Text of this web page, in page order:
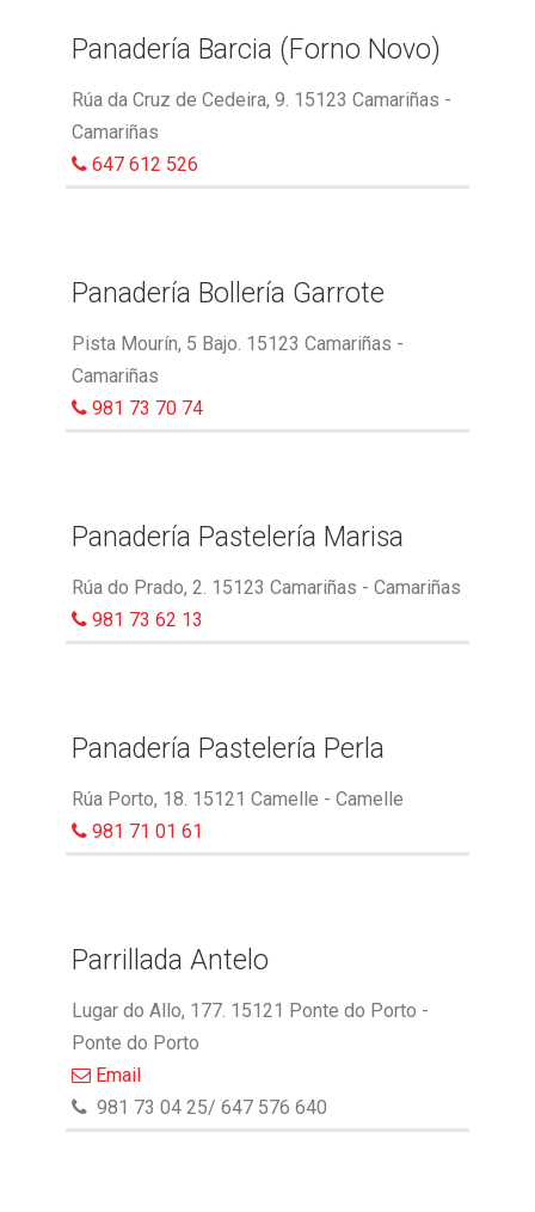
Panadería Barcia (Forno Novo)
Rúa da Cruz de Cedeira, 9. 15123 Camariñas -
Camariñas
647 612 526
Panadería Bollería Garrote
Pista Mourín, 5 Bajo. 15123 Camariñas -
Camariñas
981 73 70 74
Panadería Pastelería Marisa
Rúa do Prado, 2. 15123 Camariñas - Camariñas
981 73 62 13
Panadería Pastelería Perla
Rúa Porto, 18. 15121 Camelle - Camelle
981 71 01 61
Parrillada Antelo
Lugar do Allo, 177. 15121 Ponte do Porto -
Ponte do Porto
Email
981 73 04 25/ 647 576 640